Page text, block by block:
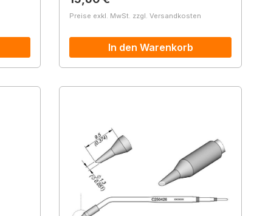
Preise exkl. MwSt. zzgl. Versandkosten
In den Warenkorb